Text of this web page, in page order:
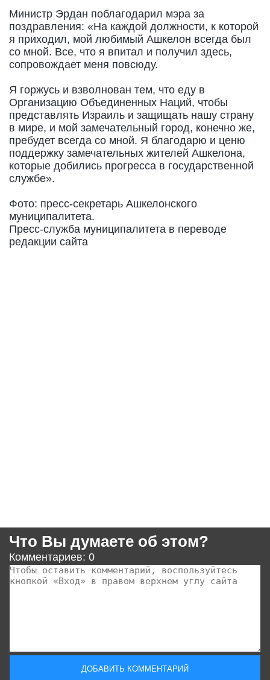
Министр Эрдан поблагодарил мэра за
поздравления: «На каждой должности, к которой
я приходил, мой любимый Ашкелон всегда был
со мной. Все, что я впитал и получил здесь,
сопровождает меня повсюду.
Я горжусь и взволнован тем, что еду в
Организацию Объединенных Наций, чтобы
представлять Израиль и защищать нашу страну
в мире, и мой замечательный город, конечно же,
пребудет всегда со мной. Я благодарю и ценю
поддержку замечательных жителей Ашкелона,
которые добились прогресса в государственной
службе».
Фото: пресс-секретарь Ашкелонского
муниципалитета.
Пресс-служба муниципалитета в переводе
редакции сайта
Что Вы думаете об этом?
Комментариев: 0